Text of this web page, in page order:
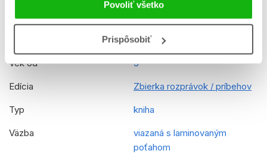
Povoliť všetko
Prispôsobiť
Prekladateľ Veronika Baluchová
9788025261293
Vek od 3
Edícia Zbierka rozprávok / príbehov
Typ kniha
Väzba
viazaná s laminovaným
poťahom